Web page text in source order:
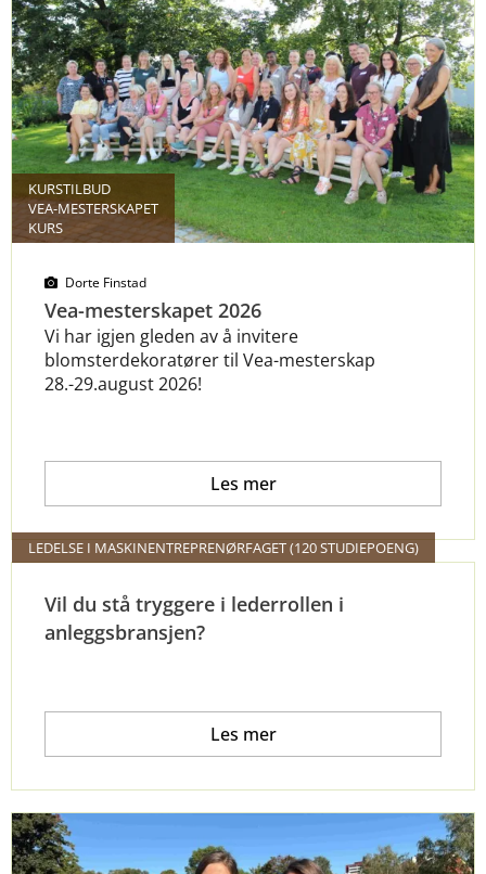
KURSTILBUD
VEA-MESTERSKAPET
KURS
Dorte Finstad
Vea-mesterskapet 2026
Vi har igjen gleden av å invitere
blomsterdekoratører til Vea-mesterskap
28.-29.august 2026!
Les mer
LEDELSE I MASKINENTREPRENØRFAGET (120 STUDIEPOENG)
Vil du stå tryggere i lederrollen i
anleggsbransjen?
Les mer